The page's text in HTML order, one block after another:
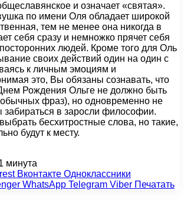
и означает «святая».
по имени Оля обладает широкой
тем не менее она никогда в
себя сразу и немножко прячет себя
людей. Кроме того для Оль
своих действий один на один с
к личным эмоциям и
это, Вы обязаны сознавать, что
Рождения Ольге не должно быть
фраз), но одновременно не
забираться в заросли философии.
бесхитростные слова, но такие,
будут к месту.
минута
Вконтакте Одноклассники
WhatsApp Telegram Viber Печатать